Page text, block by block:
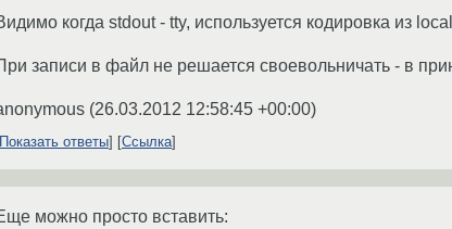
когда stdout - tty, используется кодировка из
записи в файл не решается своевольничать - в
(26.03.2012 12:58:45 +00:00)
Показать ответы Ссылка
можно просто вставить: